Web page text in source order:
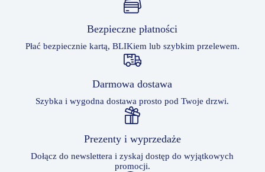
Bezpieczne płatności
Płać bezpiecznie kartą, BLIKiem lub szybkim przelewem.
Darmowa dostawa
Szybka i wygodna dostawa prosto pod Twoje drzwi.
Prezenty i wyprzedaże
Dołącz do newslettera i zyskaj dostęp do wyjątkowych
promocji.